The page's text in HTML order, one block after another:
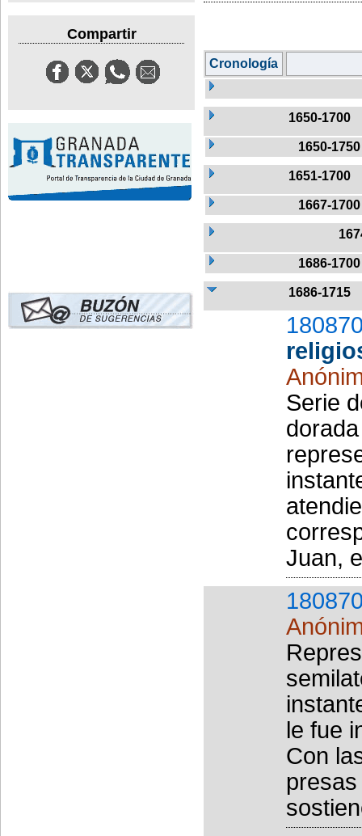
Compartir
Cronología
1650-1700
1650-1750
1651-1700
1667-1700
1686-1700
1686-1715
Serie
Juan,
le fue
Con